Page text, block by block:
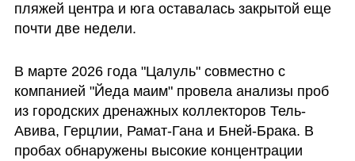
пляжей центра и юга оставалась закрытой еще
почти две недели.
В марте 2026 года "Цалуль" совместно с
компанией "Йеда маим" провела анализы проб
из городских дренажных коллекторов Тель-
Авива, Герцлии, Рамат-Гана и Бней-Брака. В
пробах обнаружены высокие концентрации